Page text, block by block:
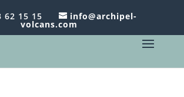
62 15 15 info@archipel-
volcans.com
c'est Brunch
chez Archipel Volcans -
au 04 73 62 15 15 !